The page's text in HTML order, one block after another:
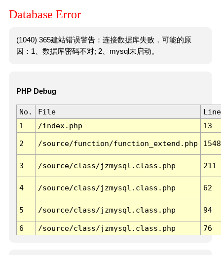
Database Error
(1040) 365建站错误警告：连接数据库失败，可能的原
因：1、数据库密码不对; 2、mysql未启动。
PHP Debug
No. File
Line
1
/index.php 13
2 /source/function/function_extend.php 1548
3 /source/class/jzmysql.class.php 211
4 /source/class/jzmysql.class.php 62
5 /source/class/jzmysql.class.php 94
6 /source/class/jzmysql.class.php 76